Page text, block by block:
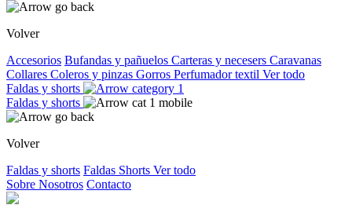
Volver
Accesorios Bufandas y pañuelos Carteras y necesers Caravanas
Collares Coleros y pinzas Gorros Perfumador textil Ver todo
Faldas y shorts
Faldas y shorts
Volver
Faldas y shorts Faldas Shorts Ver todo
Sobre Nosotros Contacto